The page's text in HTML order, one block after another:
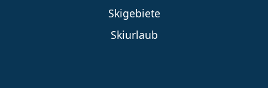
Skigebiete
Skiurlaub